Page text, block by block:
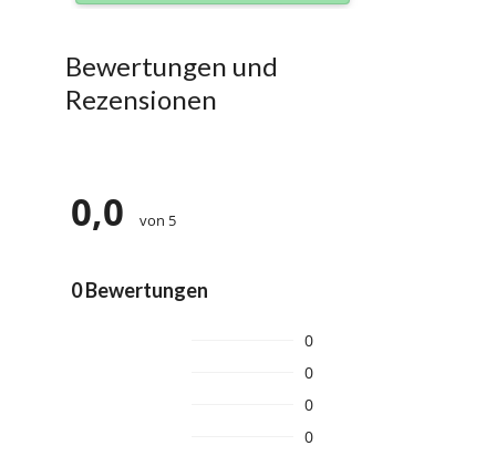
Bewertungen und
Rezensionen
0,0 von 5
0 Bewertungen
0
0
0
0